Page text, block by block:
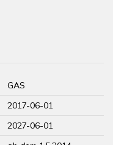
GAS
2017-06-01
2027-06-01